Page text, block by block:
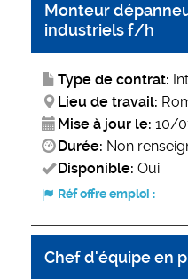
Monteur
industriels f/h
Type de contrat:
Lieu de travail:
Mise à jour le: 10/
Durée: Non
Disponible: Oui
Réf offre emploi :
Chef d'équipe en